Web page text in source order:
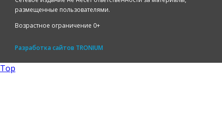
размещенные пользователями.
Возрастное ограничение 0+
Разработка сайтов TRONIUM
Top